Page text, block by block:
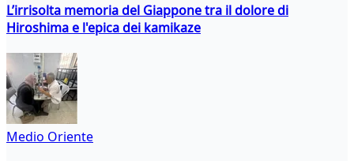
L’irrisolta memoria del Giappone tra il dolore di
Hiroshima e l'epica dei kamikaze
Medio Oriente